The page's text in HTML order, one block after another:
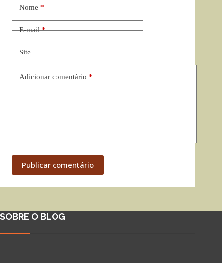
Nome*
E-mail*
Site
Adicionar comentário *
Publicar comentário
SOBRE O BLOG